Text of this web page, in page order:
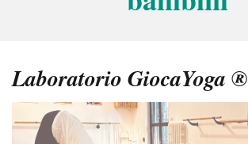
Laboratorio GiocaYoga ®